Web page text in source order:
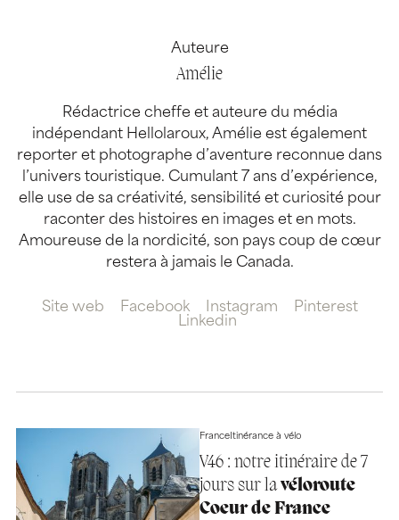
Auteure
Amélie
Rédactrice cheffe et auteure du média
indépendant Hellolaroux, Amélie est également
reporter et photographe d’aventure reconnue dans
l’univers touristique. Cumulant 7 ans d’expérience,
elle use de sa créativité, sensibilité et curiosité pour
raconter des histoires en images et en mots.
Amoureuse de la nordicité, son pays coup de cœur
restera à jamais le Canada.
Site web Facebook Instagram
Pinterest
Linkedin
FranceItinérance à vélo
V46 : notre itinéraire de 7
jours sur lavéloroute
Coeur de France